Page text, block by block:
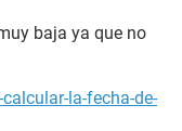
baja ya que no
la-fecha-de-